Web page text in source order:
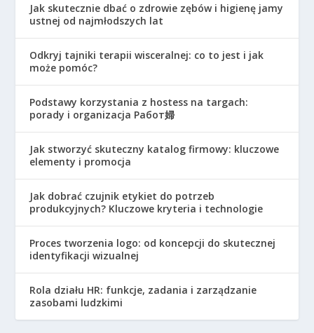
Jak skutecznie dbać o zdrowie zębów i higienę jamy
ustnej od najmłodszych lat
Odkryj tajniki terapii wisceralnej: co to jest i jak
może pomóc?
Podstawy korzystania z hostess na targach:
porady i organizacja Работ婦
Jak stworzyć skuteczny katalog firmowy: kluczowe
elementy i promocja
Jak dobrać czujnik etykiet do potrzeb
produkcyjnych? Kluczowe kryteria i technologie
Proces tworzenia logo: od koncepcji do skutecznej
identyfikacji wizualnej
Rola działu HR: funkcje, zadania i zarządzanie
zasobami ludzkimi